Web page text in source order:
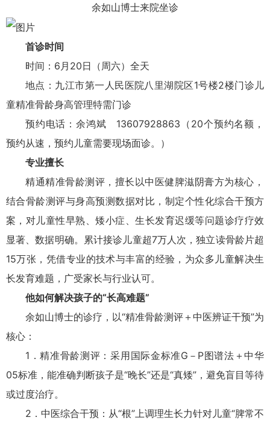
余如山博士来院坐诊
首诊时间
时间：6月20日（周六）全天
地点：九江市第一人民医院八里湖院区1号楼2楼门诊儿
童精准骨龄身高管理特需门诊
预约电话：余鸿斌 13607928863（20个预约名额，
预约从速，预约儿童需要现场面诊。）
专业擅长
精通精准骨龄测评，擅长以中医健脾滋阴膏方为核心，
结合骨龄测评与身高预测数据对比，制定个性化综合干预方
案，对儿童性早熟、矮小症、生长发育迟缓等问题诊疗疗效
显著、数据明确。累计接诊儿童超7万人次，独立读骨龄片超
15万张，凭借专业的技术与丰富的经验，为众多儿童解决生
长发育难题，广受家长与行业认可。
他如何解决孩子的“长高难题”
余如山博士的诊疗，以“精准骨龄测评＋中医辨证干预”为
核心：
1．精准骨龄测评：采用国际金标准G－P图谱法＋中华
05标准，能准确判断孩子是“晚长”还是“真矮”，避免盲目等待
或过度治疗。
2．中医综合干预：从“根”上调理生长力针对儿童“脾常不